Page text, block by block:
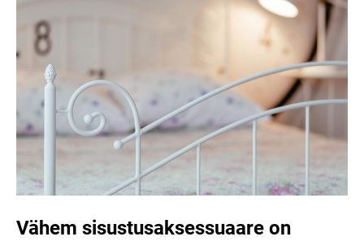
Vähem sisustusaksessuaare on